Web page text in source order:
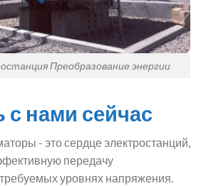
Преобразование энергии
с нами сейчас
- это сердце электростанций,
передачу
уровнях напряжения.